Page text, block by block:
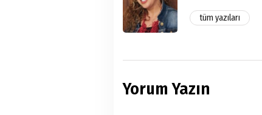
tüm yazıları
Yorum Yazın